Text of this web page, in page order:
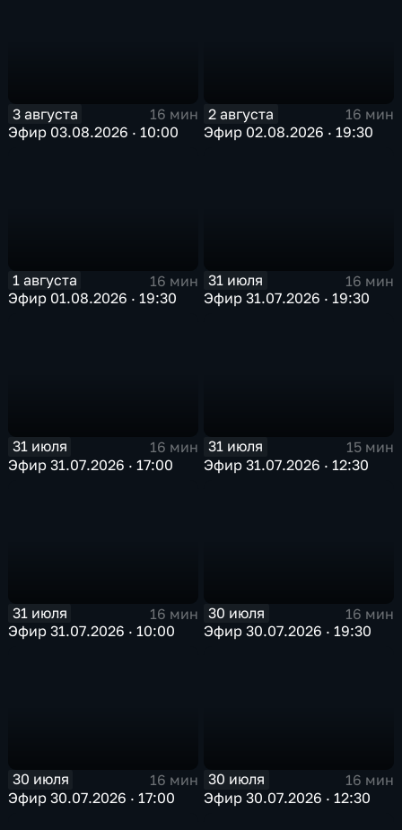
3 августа
16 мин
Эфир 03.08.2026 · 10:00
2 августа
16 мин
Эфир 02.08.2026 · 19:30
1 августа
16 мин
Эфир 01.08.2026 · 19:30
31 июля
16 мин
Эфир 31.07.2026 · 19:30
31 июля
16 мин
Эфир 31.07.2026 · 17:00
31 июля
15 мин
Эфир 31.07.2026 · 12:30
31 июля
16 мин
Эфир 31.07.2026 · 10:00
30 июля
16 мин
Эфир 30.07.2026 · 19:30
30 июля
16 мин
Эфир 30.07.2026 · 17:00
30 июля
16 мин
Эфир 30.07.2026 · 12:30